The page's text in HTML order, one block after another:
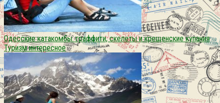
Одесские катакомбы. граффити, скелеты и крещенские купания
Туризм интересное